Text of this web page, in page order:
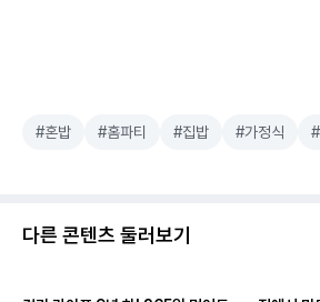
#혼밥 #홈파티 #집밥 #가정식
다른 콘텐츠 둘러보기